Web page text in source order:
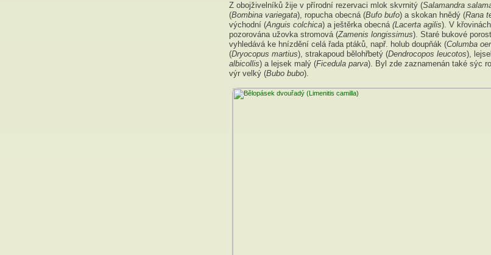
Z obojživelníků žije v přírodní rezervaci mlok skvrnitý (Salamandra
(Bombina variegata), ropucha obecná (Bufo bufo) a skokan hnědý (Rana
východní (Anguis colchica) a ještěrka obecná (Lacerta agilis). V
pozorována užovka stromová (Zamenis longissimus). Staré bukové
vyhledává ke hnízdění celá řada ptáků, např. holub doupňák (Columba
(Dryocopus martius), strakapoud bělohřbetý (Dendrocopos leucotos),
albicollis) a lejsek malý (Ficedula parva). Byl zde zaznamenán také sýc
výr velký (Bubo bubo).